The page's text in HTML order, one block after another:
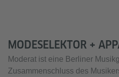
MODESELEKTOR +
Moderat ist eine Berliner
Zusammenschluss des